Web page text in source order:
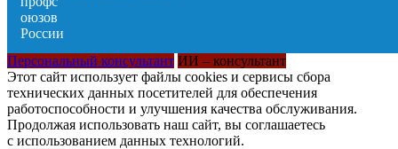
Персональный консультант ИИ – консультант
Этот сайт использует файлы cookies и сервисы сбора
технических данных посетителей для обеспечения
работоспособности и улучшения качества обслуживания.
Продолжая использовать наш сайт, вы соглашаетесь
с использованием данных технологий.